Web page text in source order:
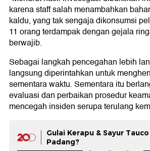
karena staff salah menambahkan
kaldu, yang tak sengaja dikonsumsi
11 orang terdampak dengan gejala
berwajib.
Sebagai langkah pencegahan lebih
langsung diperintahkan untuk
sementara waktu. Sementara itu
evaluasi dan perbaikan prosedur
mencegah insiden serupa terulang
Gulai Kerapu & Sayur
Padang?